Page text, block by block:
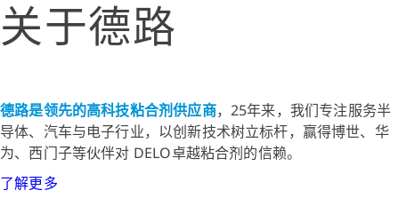
关于德路
德路是领先的高科技粘合剂供应商，25年来，我们专注服务半
导体、汽车与电子行业，以创新技术树立标杆，赢得博世、华
为、西门子等伙伴对 DELO卓越粘合剂的信赖。
了解更多